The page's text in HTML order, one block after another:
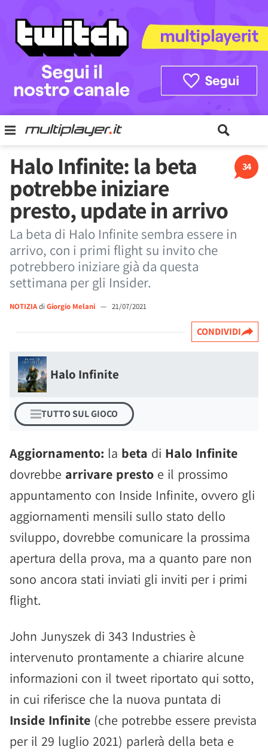
34
Halo Infinite: la beta
potrebbe iniziare
presto, update in arrivo
La beta di Halo Infinite sembra essere in
arrivo, con i primi flight su invito che
potrebbero iniziare già da questa
settimana per gli Insider.
NOTIZIAdi Giorgio Melani — 21/07/2021
CONDIVIDI
Halo Infinite
TUTTO SUL GIOCO
Aggiornamento: la beta di Halo Infinite
dovrebbe arrivare presto e il prossimo
appuntamento con Inside Infinite, ovvero gli
aggiornamenti mensili sullo stato dello
sviluppo, dovrebbe comunicare la prossima
apertura della prova, ma a quanto pare non
sono ancora stati inviati gli inviti per i primi
flight.
John Junyszek di 343 Industries è
intervenuto prontamente a chiarire alcune
informazioni con il tweet riportato qui sotto,
in cui riferisce che la nuova puntata di
Inside Infinite (che potrebbe essere prevista
per il 29 luglio 2021) parlerà della beta e